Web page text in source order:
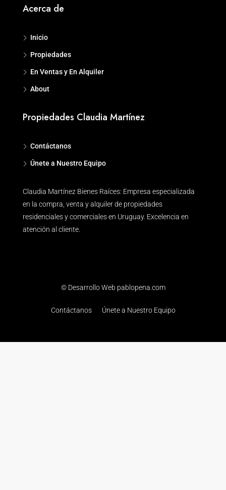
Acerca de
Inicio
Propiedades
En Ventas y En Alquiler
About
Propiedades Claudia Martínez
Contáctanos
Únete a Nuestro Equipo
Claudia Martínez Bienes Raíces: Empresa especializada
en la compra, venta y alquiler de propiedades
residenciales y comerciales en Uruguay. Excelencia en
atención al cliente.
© Desarrollo Web pablopena.com
Contáctanos Únete a Nuestro Equipo